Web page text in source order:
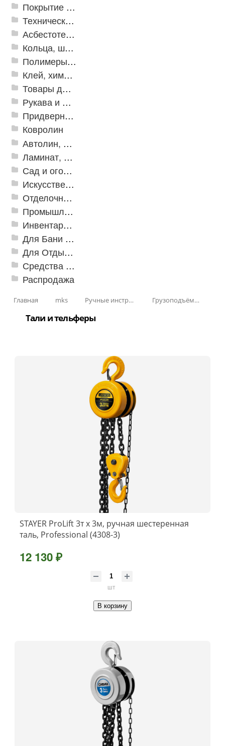
Покрытие из резиновой крошки
Техническая резина
Асбестотехнические и теплоизоляционные материалы
Кольца, шайбы, манжеты
Полимеры и пластики
Клей, химия, сопутствующие товары
Товары для дома
Рукава и шланги промышленные
Придверные решетки
Ковролин
Автолин, Транслин, Линолеум
Ламинат, Кварцвиниловая плитка SPC
Сад и огород
Искусственная трава
Отделочные профили
Промышленный текстиль
Инвентарь для клининга
Для Бани и Сауны
Для Отдыха и Пикника
Средства от насекомых и садовых вредителей
Распродажа
Главная mks Ручные инструменты Грузоподъёмное оборудование
Тали и тельферы
STAYER ProLift 3т х 3м, ручная шестеренная
таль, Professional (4308-3)
12 130 ₽
шт
В корзину